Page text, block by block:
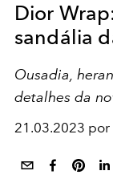
Dior
sandália
Ousadia,
detalhes da
21.03.2023 por